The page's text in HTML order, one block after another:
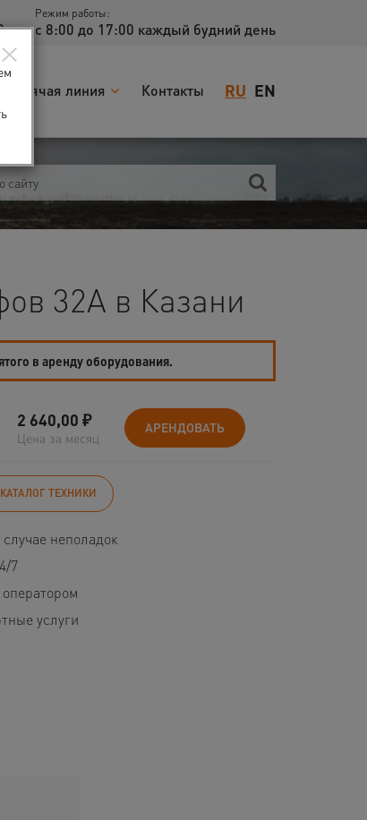
Режим работы:
с 8:00 до 17:00 каждый будний день
RU EN
Горячая линия Контакты
32А в Казани
в аренду оборудования.
2 640,00 ₽
Цена за месяц
АРЕНДОВАТЬ
ТЕХНИКИ
неполадок
7
услуги
×